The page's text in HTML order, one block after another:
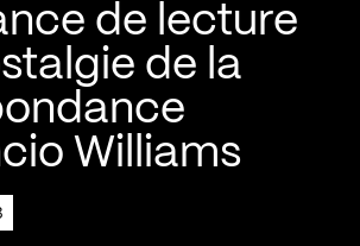
de lecture
de la
Williams